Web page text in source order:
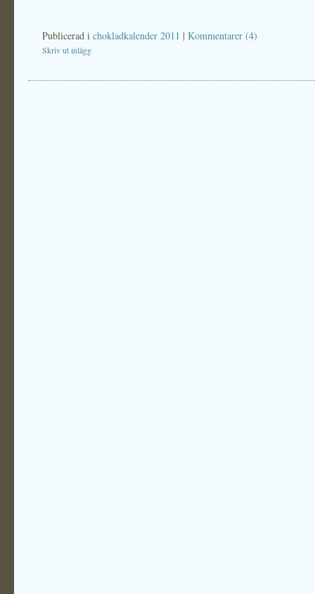
Publicerad i chokladkalender 2011 | Kommentarer (4)
Skriv ut inlägg